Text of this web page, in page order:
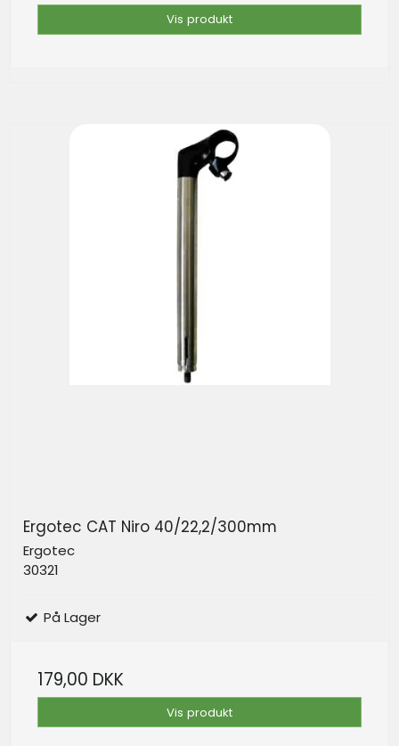
Vis produkt
Ergotec CAT Niro 40/22,2/300mm
Ergotec
30321
På Lager
179,00 DKK
Vis produkt